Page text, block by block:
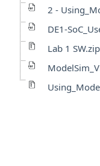
2 -
DE1-
Lab 1 SW.zip